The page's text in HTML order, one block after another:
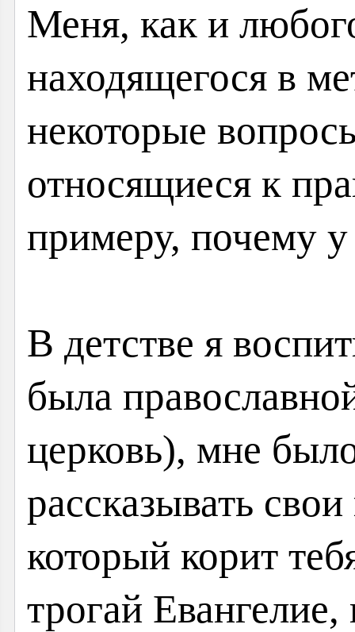
Меня, как и
находящегося в
некоторые
относящиеся к
примеру, почему у
В детстве я
была
церковь), мне
рассказывать
который корит
трогай Евангелие,